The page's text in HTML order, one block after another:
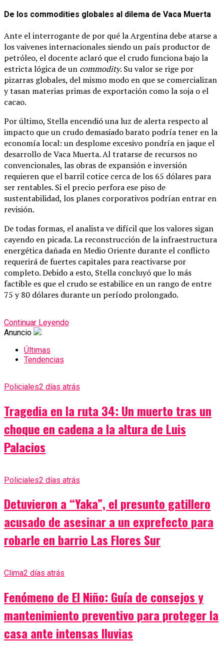
De los commodities globales al dilema de Vaca Muerta
Ante el interrogante de por qué la Argentina debe atarse a
los vaivenes internacionales siendo un país productor de
petróleo, el docente aclaró que el crudo funciona bajo la
estricta lógica de un commodity. Su valor se rige por
pizarras globales, del mismo modo en que se comercializan
y tasan materias primas de exportación como la soja o el
cacao.
Por último, Stella encendió una luz de alerta respecto al
impacto que un crudo demasiado barato podría tener en la
economía local: un desplome excesivo pondría en jaque el
desarrollo de Vaca Muerta. Al tratarse de recursos no
convencionales, las obras de expansión e inversión
requieren que el barril cotice cerca de los 65 dólares para
ser rentables. Si el precio perfora ese piso de
sustentabilidad, los planes corporativos podrían entrar en
revisión.
De todas formas, el analista ve difícil que los valores sigan
cayendo en picada. La reconstrucción de la infraestructura
energética dañada en Medio Oriente durante el conflicto
requerirá de fuertes capitales para reactivarse por
completo. Debido a esto, Stella concluyó que lo más
factible es que el crudo se estabilice en un rango de entre
75 y 80 dólares durante un período prolongado.
Continuar Leyendo
Anuncio
Últimas
Tendencias
Policiales2 días atrás
Tragedia en la ruta 34: Un muerto tras un
choque en cadena a la altura de Luis
Palacios
Policiales2 días atrás
Detuvieron a “Yaka”, el presunto gatillero
acusado de asesinar a un exprefecto para
robarle en barrio Las Flores Sur
Clima2 días atrás
Fenómeno de El Niño: Guía de consejos y
mantenimiento preventivo para proteger la
casa ante intensas lluvias